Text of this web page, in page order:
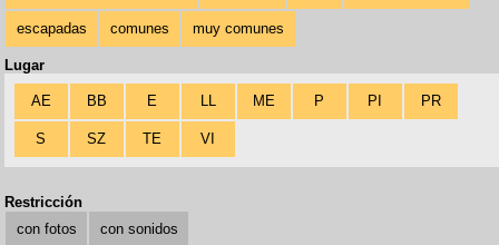
escapadas comunes muy comunes
Lugar
AE BB E ME P PI PR
S SZ TE VI
Restricción
con fotos
con sonidos